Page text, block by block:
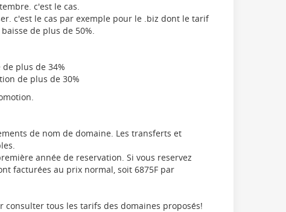
c'est le cas.
c'est le cas par exemple pour le .biz dont le tarif
de plus de 50%.
plus de 34%
de plus de 30%
de nom de domaine. Les transferts et
année de reservation. Si vous reservez
facturées au prix normal, soit 6875F par
consulter tous les tarifs des domaines proposés!